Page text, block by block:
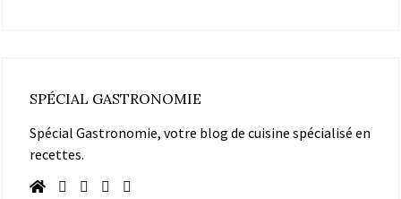
SPÉCIAL GASTRONOMIE
Spécial Gastronomie, votre blog de cuisine spécialisé en
recettes.